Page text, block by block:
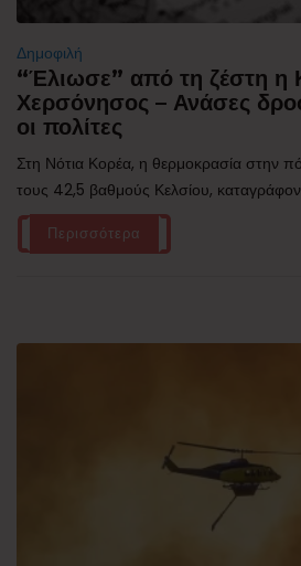
Δημοφιλή
“Έλιωσε” από τη ζέστη η
Χερσόνησος – Ανάσες
οι πολίτες
Στη Νότια Κορέα, η θερμοκρασία στην
τους 42,5 βαθμούς Κελσίου,
Περισσότερα